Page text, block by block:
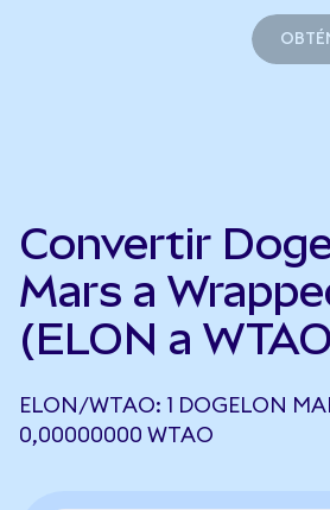
Convertir
Mars a
(ELON a
ELON/WTAO: 1 DOGELON
0,00000000 WTAO